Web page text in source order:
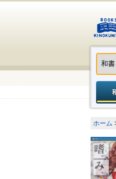
ホーム